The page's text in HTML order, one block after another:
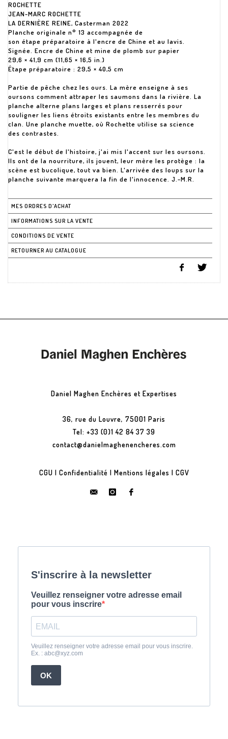
ROCHETTE
JEAN-MARC ROCHETTE
LA DERNIÈRE REINE, Casterman 2022
Planche originale n° 13 accompagnée de
son étape préparatoire à l'encre de Chine et au lavis.
Signée. Encre de Chine et mine de plomb sur papier
29,6 × 41,9 cm (11,65 × 16,5 in.)
Étape préparatoire : 29,5 × 40,5 cm
Partie de pêche chez les ours. La mère enseigne à ses
oursons comment attraper les saumons dans la rivière. La
planche alterne plans larges et plans resserrés pour
souligner les liens étroits existants entre les membres du
clan. Une planche muette, où Rochette utilise sa science
des contrastes.
C'est le début de l'histoire, j'ai mis l'accent sur les oursons.
Ils ont de la nourriture, ils jouent, leur mère les protège : la
scène est bucolique, tout va bien. L'arrivée des loups sur la
planche suivante marquera la fin de l'innocence. J.-M.R.
MES ORDRES D'ACHAT
INFORMATIONS SUR LA VENTE
CONDITIONS DE VENTE
RETOURNER AU CATALOGUE
Daniel Maghen Enchères et Expertises
36, rue du Louvre, 75001 Paris
Tel: +33 (0)1 42 84 37 39
contact@danielmaghenencheres.com
CGU | Confidentialité | Mentions légales | CGV